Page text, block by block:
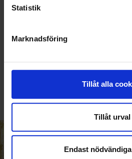
Statistik
Marknadsföring
Tillåt alla
Tillåt urval
Endast
HELT ENKELT